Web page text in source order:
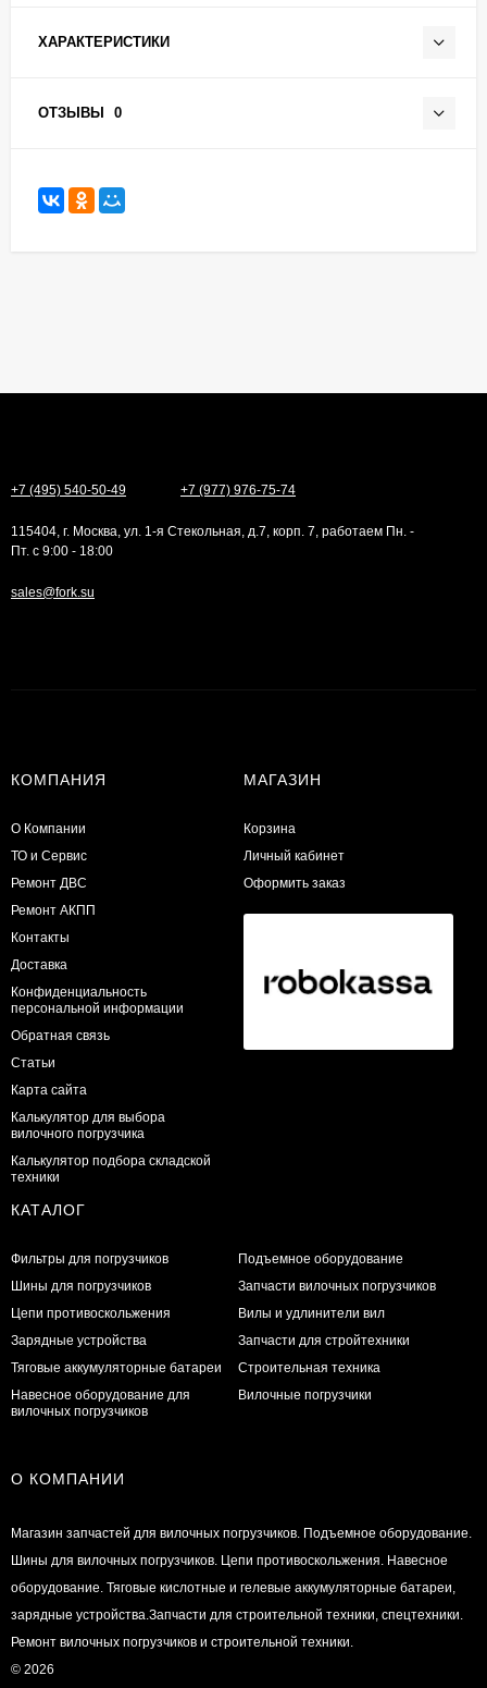
ХАРАКТЕРИСТИКИ
ОТЗЫВЫ 0
+7 (495) 540-50-49 +7 (977) 976-75-74
115404, г. Москва, ул. 1-я Стекольная, д.7, корп. 7, работаем Пн. -
Пт. с 9:00 - 18:00
sales@fork.su
КОМПАНИЯ
О Компании
ТО и Сервис
​Ремонт ДВС
Ремонт АКПП
Контакты
Доставка
Конфиденциальность
персональной информации
Обратная связь
Статьи
Карта сайта
Калькулятор для выбора
вилочного погрузчика
Калькулятор подбора складской
техники
МАГАЗИН
Корзина
Личный кабинет
Оформить заказ
КАТАЛОГ
Фильтры для погрузчиков
Шины для погрузчиков
Цепи противоскольжения
Зарядные устройства
Тяговые аккумуляторные батареи
Навесное оборудование для
вилочных погрузчиков
Подъемное оборудование
Запчасти вилочных погрузчиков
Вилы и удлинители вил
Запчасти для стройтехники
Строительная техника
Вилочные погрузчики
О КОМПАНИИ
Магазин запчастей для вилочных погрузчиков. Подъемное оборудование.
Шины для вилочных погрузчиков. Цепи противоскольжения. Навесное
оборудование. Тяговые кислотные и гелевые аккумуляторные батареи,
зарядные устройства.Запчасти для строительной техники, спецтехники.
Ремонт вилочных погрузчиков и строительной техники.
© 2026